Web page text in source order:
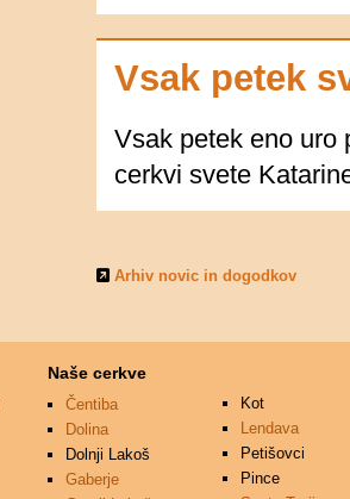
Vsak petek
Vsak petek eno
cerkvi svete
Arhiv novic in dogodkov
Naše cerkve
Čentiba
Dolina
Dolnji Lakoš
Gaberje
Kot
Lendava
Petišovci
Pince